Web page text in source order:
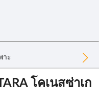
าะ
โคเนสซ่าเก